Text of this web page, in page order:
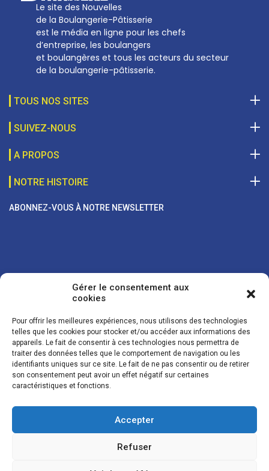
Gérer le consentement aux
cookies
Pour offrir les meilleures expériences, nous utilisons des technologies
telles que les cookies pour stocker et/ou accéder aux informations des
appareils. Le fait de consentir à ces technologies nous permettra de
traiter des données telles que le comportement de navigation ou les
identifiants uniques sur ce site. Le fait de ne pas consentir ou de retirer
son consentement peut avoir un effet négatif sur certaines
caractéristiques et fonctions.
Accepter
Refuser
Le site des Nouvelles
de la Boulangerie-Pâtisserie
est le média en ligne pour les chefs
d’entreprise, les boulangers
et boulangères et tous les acteurs du secteur
de la boulangerie-pâtisserie.
TOUS NOS SITES
SUIVEZ-NOUS
A PROPOS
NOTRE HISTOIRE
ABONNEZ-VOUS À NOTRE NEWSLETTER
Vos coordonnées sont uniquement utilisées pour vous envoyer des
lettres d'information sur nos activités. Vous pouvez à tout moment
utiliser le lien de désinscription figurant dans la lettre d'information.
© LES NOUVELLES DE LA BOULANGERIE - Tous droits réservés - Réalisation :
Josh Digital
Mentions légales